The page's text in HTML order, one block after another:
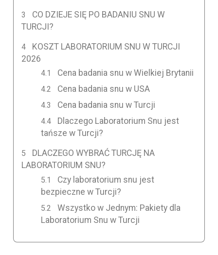
CO DZIEJE SIĘ PO BADANIU SNU W
TURCJI?
KOSZT LABORATORIUM SNU W TURCJI
2026
Cena badania snu w Wielkiej Brytanii
Cena badania snu w USA
Cena badania snu w Turcji
Dlaczego Laboratorium Snu jest
tańsze w Turcji?
DLACZEGO WYBRAĆ TURCJĘ NA
LABORATORIUM SNU?
Czy laboratorium snu jest
bezpieczne w Turcji?
Wszystko w Jednym: Pakiety dla
Laboratorium Snu w Turcji